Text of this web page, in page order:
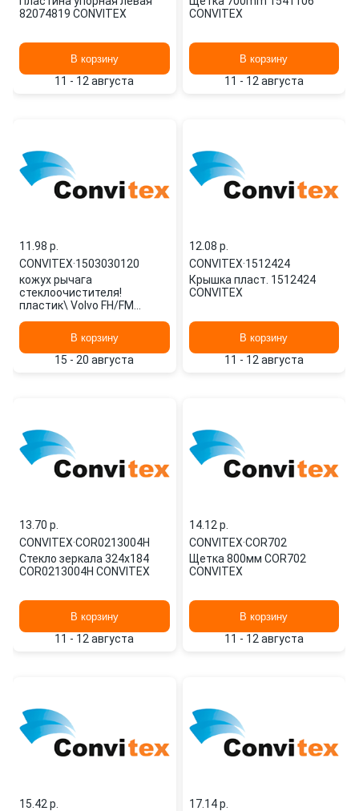
82074819 CONVITEX
В корзину
11 - 12 августа
CONVITEX
В корзину
11 - 12 августа
11.98 p.
CONVITEX·1503030120
кожух рычага
стеклоочистителя!
пластик\ Volvo FH/FM
В корзину
15 - 20 августа
12.08 p.
CONVITEX·1512424
Крышка пласт. 1512424
CONVITEX
В корзину
11 - 12 августа
13.70 p.
CONVITEX·COR0213004H
Стекло зеркала 324x184
COR0213004H CONVITEX
В корзину
11 - 12 августа
14.12 p.
CONVITEX·COR702
Щетка 800мм COR702
CONVITEX
В корзину
11 - 12 августа
15.42 p.
17.14 p.